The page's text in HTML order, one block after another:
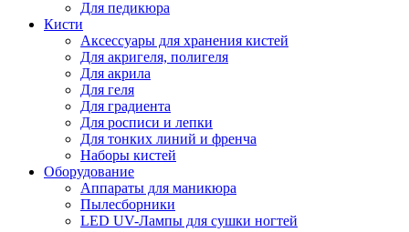
Для педикюра
Кисти
Аксессуары для хранения кистей
Для акригеля, полигеля
Для акрила
Для геля
Для градиента
Для росписи и лепки
Для тонких линий и френча
Наборы кистей
Оборудование
Аппараты для маникюра
Пылесборники
LED UV-Лампы для сушки ногтей